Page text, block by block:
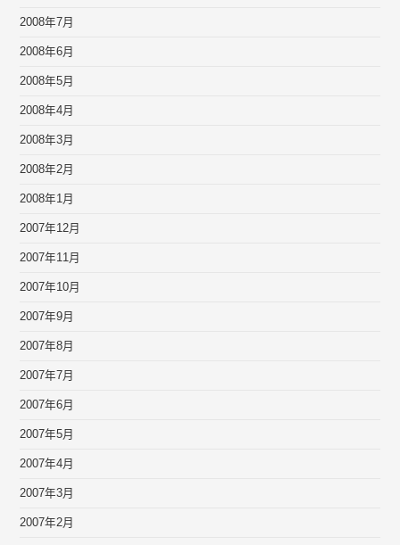
2008年7月
2008年6月
2008年5月
2008年4月
2008年3月
2008年2月
2008年1月
2007年12月
2007年11月
2007年10月
2007年9月
2007年8月
2007年7月
2007年6月
2007年5月
2007年4月
2007年3月
2007年2月